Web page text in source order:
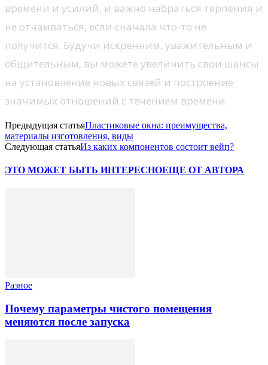
времени и усилий, и важно набраться терпения и
не отчаиваться, если сначала что-то не
получится. Будучи искренним, уважительным и
общительным, вы можете увеличить свои шансы
на установление новых связей и построение
значимых отношений с течением времени.
Предыдущая статьяПластиковые окна: преимущества,
материалы изготовления, виды
Следующая статьяИз каких компонентов состоит вейп?
ЭТО МОЖЕТ БЫТЬ ИНТЕРЕСНОЕЩЕ ОТ АВТОРА
Разное
Почему параметры чистого помещения
меняются после запуска